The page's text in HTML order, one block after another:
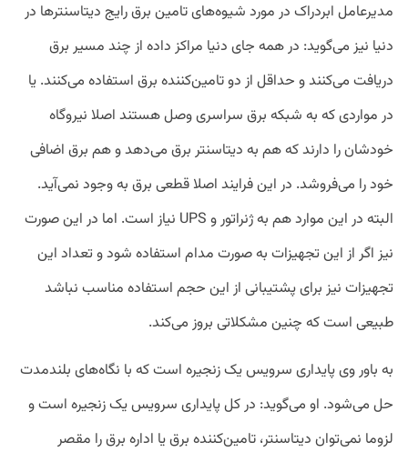
مدیرعامل ابردراک در مورد شیوه‌های تامین برق رایج دیتاسنترها در
دنیا نیز می‌گوید: در همه جای دنیا مراکز داده از چند مسیر برق
دریافت می‌کنند و حداقل از دو تامین‌کننده برق استفاده می‌کنند. یا
در مواردی که به شبکه برق سراسری وصل هستند اصلا نیروگاه
خودشان را دارند که هم به دیتاسنتر برق می‌دهد و هم برق اضافی
خود را می‌فروشد. در این فرایند اصلا قطعی برق به وجود نمی‌آید.
البته در این موارد هم به ژنراتور و UPS نیاز است. اما در این صورت
نیز اگر از این تجهیزات به صورت مدام استفاده شود و تعداد این
تجهیزات نیز برای پشتیبانی از این حجم استفاده مناسب نباشد
طبیعی است که چنین مشکلاتی بروز می‌کند.
به باور وی پایداری سرویس یک زنجیره است که با نگاه‌های بلندمدت
حل می‌شود. او می‌گوید: در کل پایداری سرویس یک زنجیره است و
لزوما نمی‌توان دیتاسنتر، تامین‌کننده برق یا اداره برق را مقصر